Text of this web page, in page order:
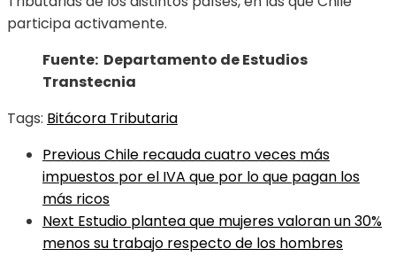
participa activamente.
Fuente: Departamento de Estudios
Transtecnia
Tags: Bitácora Tributaria
PreviousChile recauda cuatro veces más
impuestos por el IVA que por lo que pagan los
más ricos
Next Estudio plantea que mujeres valoran un 30%
menos su trabajo respecto de los hombres